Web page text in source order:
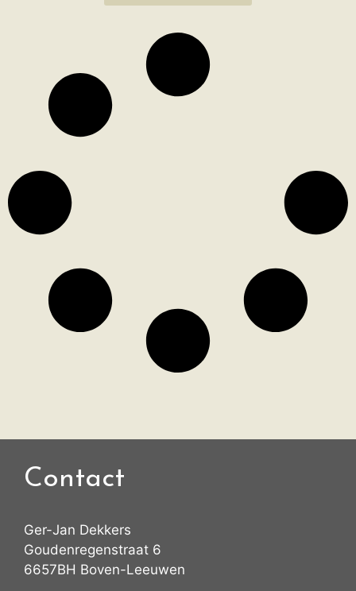
Contact
Ger-Jan Dekkers
Goudenregenstraat 6
6657BH Boven-Leeuwen